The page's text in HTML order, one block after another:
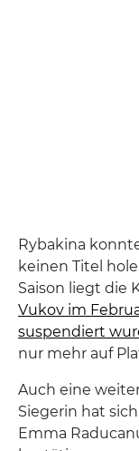
Rybakina
keinen Titel
Saison liegt die
Vukov im
suspendiert
nur mehr auf
Auch eine
Siegerin hat
Emma